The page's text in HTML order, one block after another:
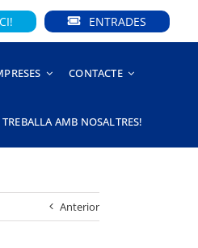
ENTRADES
CONTACTE
TREBALLA AMB NOSALTRES!
Anterior